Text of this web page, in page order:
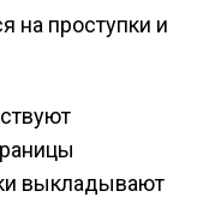
на проступки и
выкладывают